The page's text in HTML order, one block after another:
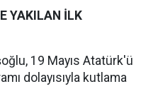
YAKILAN İLK
19 Mayıs Atatürk'ü
dolayısıyla kutlama